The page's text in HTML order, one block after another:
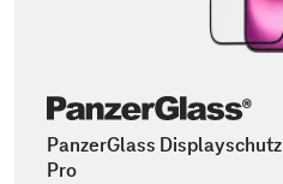
PanzerGlass
Pro